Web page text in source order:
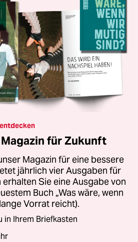
für Zukunft
Magazin für eine bessere
jährlich vier Ausgaben für
Sie eine Ausgabe von
Buch „Was wäre, wenn
Vorrat reicht).
in Ihrem Briefkasten